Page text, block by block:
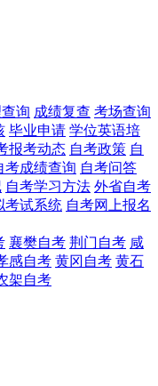
询 成绩复查 考场查询
毕业申请 学位英语培
报考动态 自考政策 自
考成绩查询 自考问答
自考学习方法 外省自考
考试系统 自考网上报名
襄樊自考 荆门自考 咸
感自考 黄冈自考 黄石
架自考